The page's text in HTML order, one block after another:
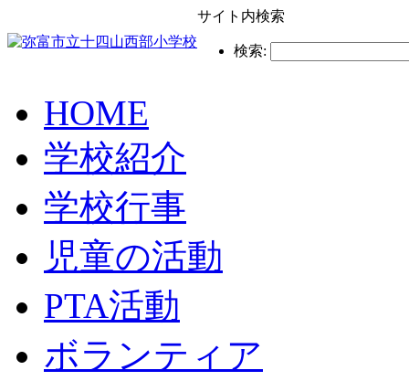
サイト内検索
検索:
HOME
学校紹介
学校行事
児童の活動
PTA活動
ボランティア